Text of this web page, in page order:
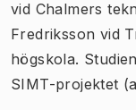
vid Chalmers
Fredriksson vid
högskola.
SIMT-projektet